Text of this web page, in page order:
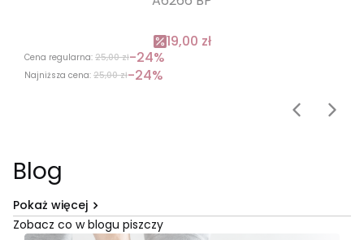
19,00 zł
Cena regularna: 25,00 zł-24%
Najniższa cena: 25,00 zł-24%
Blog
Pokaż więcej
Zobacz co w blogu piszczy